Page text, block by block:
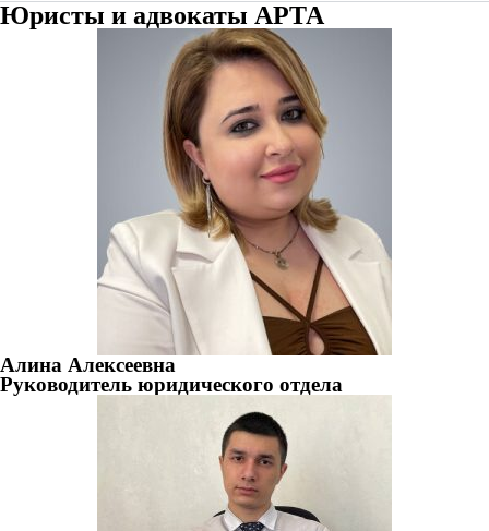
Юристы и адвокаты АРТА
Алина Алексеевна
Руководитель юридического отдела